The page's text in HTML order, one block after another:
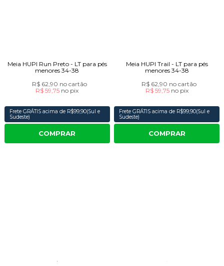
Meia HUPI Run Preto - LT para pés
menores 34-38
R$ 62,90 no cartão
R$ 59,75 no pix
Frete GRÁTIS acima de R$99,90(Sul e
Sudeste)
COMPRAR
Meia HUPI Trail - LT para pés
menores 34-38
R$ 62,90 no cartão
R$ 59,75 no pix
Frete GRÁTIS acima de R$99,90(Sul e
Sudeste)
COMPRAR